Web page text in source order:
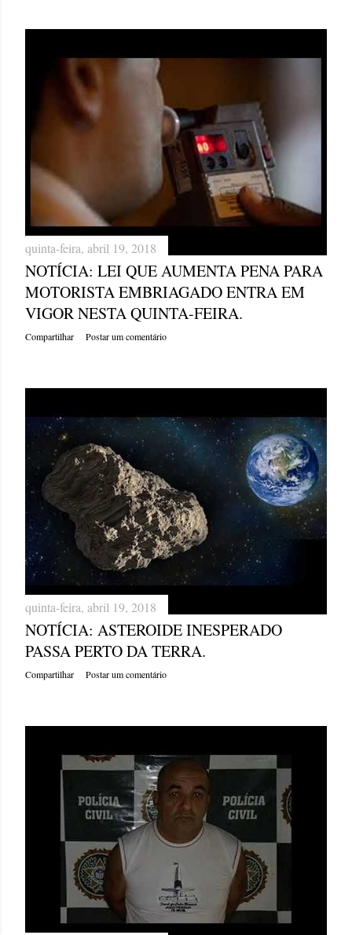
quinta-feira, abril 19, 2018
NOTÍCIA: LEI QUE AUMENTA PENA PARA
MOTORISTA EMBRIAGADO ENTRA EM
VIGOR NESTA QUINTA-FEIRA.
Compartilhar Postar um comentário
quinta-feira, abril 19, 2018
NOTÍCIA: ASTEROIDE INESPERADO
PASSA PERTO DA TERRA.
Compartilhar Postar um comentário